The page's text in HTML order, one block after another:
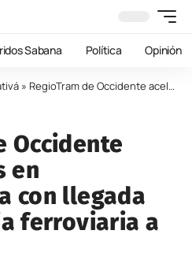
Sabana Política Opinión
» RegioTram de Occidente acelera obras en Cundinamarca con llegada de maquinaria ferroviaria a Facatativá
Occidente
en
con llegada
ferroviaria a